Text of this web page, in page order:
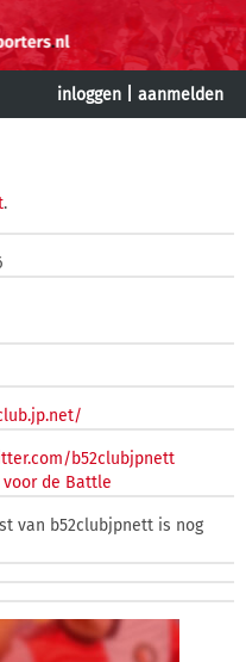
inloggen aanmelden
.
b52clubjpnett
de Battle
van b52clubjpnett is nog